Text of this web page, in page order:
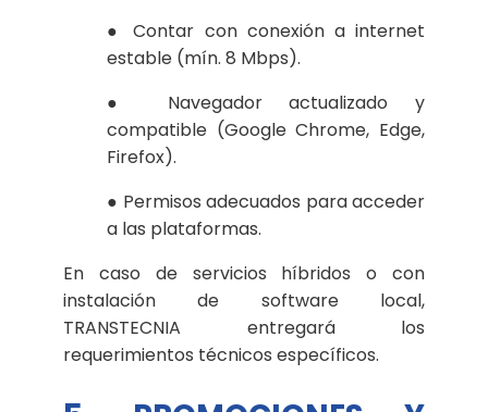
● Contar con conexión a internet
estable (mín. 8 Mbps).
● Navegador actualizado y
compatible (Google Chrome, Edge,
Firefox).
● Permisos adecuados para acceder
a las plataformas.
En caso de servicios híbridos o con
instalación de software local,
TRANSTECNIA entregará los
requerimientos técnicos específicos.